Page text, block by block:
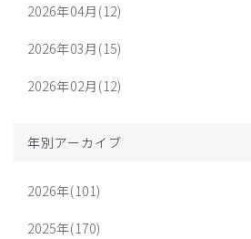
2026年04月(12)
2026年03月(15)
2026年02月(12)
年別アーカイブ
2026年(101)
2025年(170)